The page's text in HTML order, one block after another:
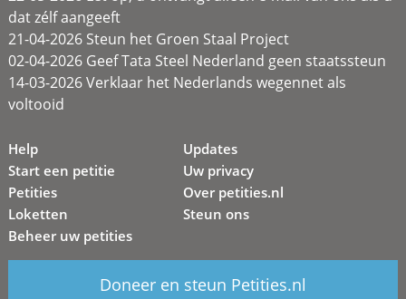
dat zélf aangeeft
21-04-2026 Steun het Groen Staal Project
02-04-2026 Geef Tata Steel Nederland geen staatssteun
14-03-2026 Verklaar het Nederlands wegennet als
voltooid
Help
Start een petitie
Petities
Loketten
Beheer uw petities
Updates
Uw privacy
Over petities.nl
Steun ons
Doneer en steun Petities.nl